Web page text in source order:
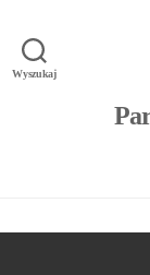
Wyszukaj